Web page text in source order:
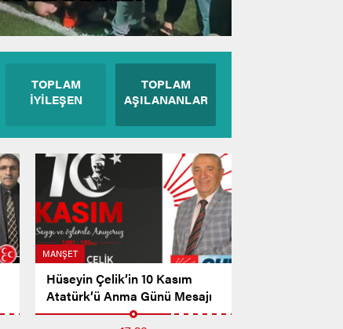
TOPLAM
İYİLEŞEN
TOPLAM
AŞILANANLAR
MANŞET
Hüseyin Çelik’in 10 Kasım
Atatürk’ü Anma Günü Mesajı